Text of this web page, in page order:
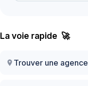
La voie rapide 🚀
location_on Trouver une agence